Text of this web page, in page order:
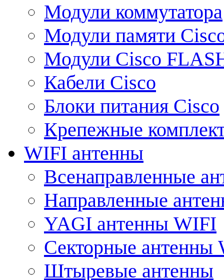
Модули коммутатора
Модули памяти
Модули Cisco
Кабели Cisco
Блоки питания Cisco
Крепежные
WIFI антенны
Всенаправленные
Направленные
YAGI антенны WIFI
Секторные антенны
Штыревые антенны